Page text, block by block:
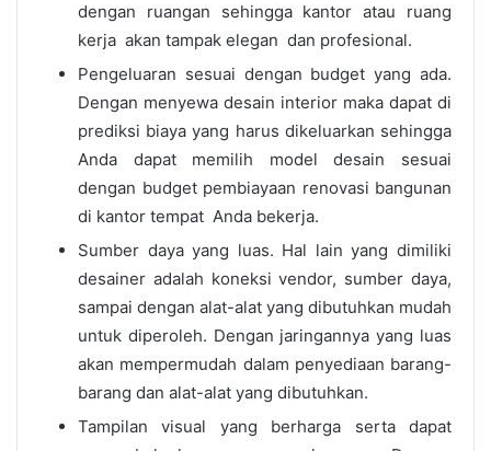
dengan ruangan sehingga kantor atau ruang
kerja akan tampak elegan dan profesional.
Pengeluaran sesuai dengan budget yang ada.
Dengan menyewa desain interior maka dapat di
prediksi biaya yang harus dikeluarkan sehingga
Anda dapat memilih model desain sesuai
dengan budget pembiayaan renovasi bangunan
di kantor tempat Anda bekerja.
Sumber daya yang luas. Hal lain yang dimiliki
desainer adalah koneksi vendor, sumber daya,
sampai dengan alat-alat yang dibutuhkan mudah
untuk diperoleh. Dengan jaringannya yang luas
akan mempermudah dalam penyediaan barang-
barang dan alat-alat yang dibutuhkan.
Tampilan visual yang berharga serta dapat